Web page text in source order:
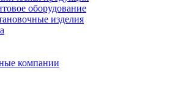
оборудование
изделия
компании